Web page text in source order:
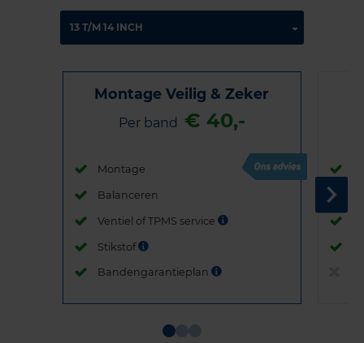
Montage Veilig & Zeker
Per band € 40,-
Montage
Balanceren
Ventiel of TPMS service
Stikstof
Bandengarantieplan